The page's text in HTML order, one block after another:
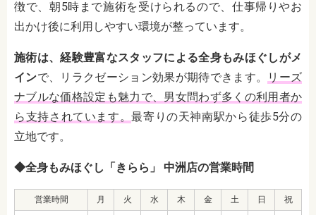
徴で、朝5時まで施術を受けられるので、仕事帰りやお
出かけ後に利用しやすい環境が整っています。
施術は、経験豊富なスタッフによる全身もみほぐしがメ
インで、リラクゼーション効果が期待できます。
リーズ
ナブルな価格設定も魅力で、男女問わず多くの利用者か
ら支持されています。最寄りの天神南駅から徒歩5分の
立地です。
◆全身もみほぐし「きらら」 中洲店の営業時間
営業時間 月 火 水 木 金 土 日 祝